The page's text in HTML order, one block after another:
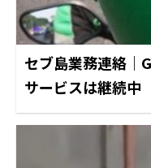
セブ島業務連絡｜
サービスは継続中